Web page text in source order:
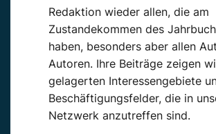
Redaktion wieder allen, die am
Zustandekommen des
haben, besonders aber allen
Autoren. Ihre Beiträge zeigen
gelagerten Interessengebiete
Beschäftigungsfelder, die in
Netzwerk anzutreffen sind.